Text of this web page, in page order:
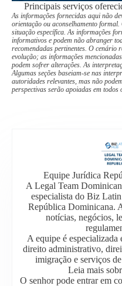
Principais serviços
As informações fornecidas aqui não
orientação ou aconselhamento
situação específica. As informações
informativos e podem não abranger
recomendadas pertinentes. O cenário
evolução; as informações
podem sofrer alterações. As
Algumas seções baseiam-se nas
autoridades relevantes, mas não
perspectivas serão apoiadas em todos
Equipe Jurídica
A Legal Team
especialista do Biz
República Dominicana.
notícias, negócios,
A equipe é
direito administrativo,
imigração e serviços
Leia mais
O senhor pode entrar em